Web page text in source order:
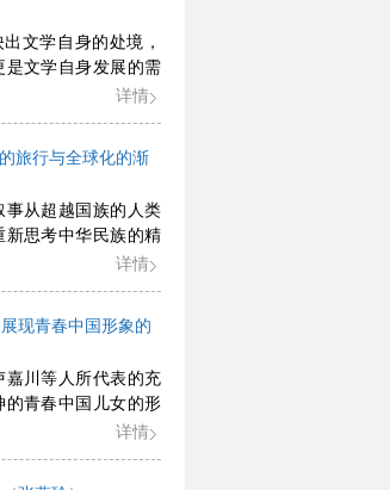
文学自身的处境，
是文学自身发展的需
详情
旅行与全球化的渐
事从超越国族的人类
新思考中华民族的精
通性以及中华文明
详情
现青春中国形象的
嘉川等人所代表的充
的青春中国儿女的形
崭新美丽、朝气蓬
详情